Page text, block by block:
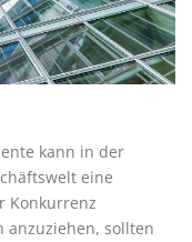
kann in der
eine
Konkurrenz
anzuziehen, sollten